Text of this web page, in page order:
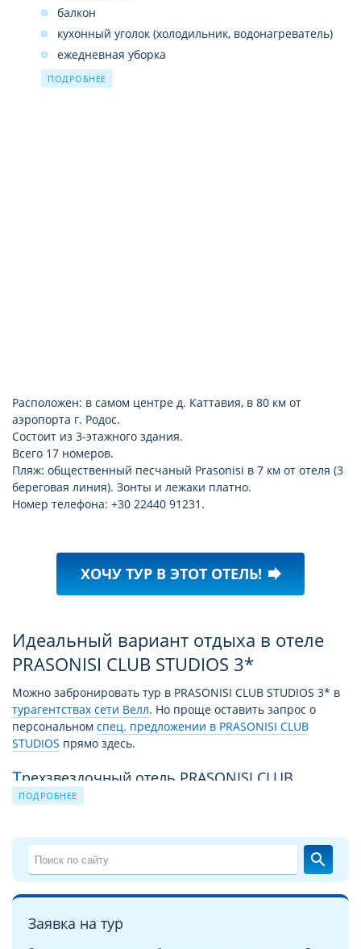
балкон
кухонный уголок (холодильник, водонагреватель)
ежедневная уборка
ванная комната
ПОДРОБНЕЕ
Расположен: в самом центре д. Каттавия, в 80 км от
аэропорта г. Родос.
Состоит из 3-этажного здания.
Всего 17 номеров.
Пляж: общественный песчаный Prasonisi в 7 км от отеля (3
береговая линия). Зонты и лежаки платно.
Номер телефона: +30 22440 91231.
ХОЧУ ТУР В ЭТОТ ОТЕЛЬ! forward
Идеальный вариант отдыха в отеле
PRASONISI CLUB STUDIOS 3*
Можно забронировать тур в PRASONISI CLUB STUDIOS 3* в
турагентствах сети Велл. Но проще оставить запрос о
персональном спец. предложении в PRASONISI CLUB
STUDIOS прямо здесь.
Трехзвездочный отель PRASONISI CLUB
STUDIOS в Греции ждёт Вас!
номеров трехзвездочного отеля PRASONISI CLUB STUDIOS
3*. Объективные и бесстрастные подробные
фотографии
отеля PRASONISI CLUB STUDIOSресторана и лобби
PRASONISI CLUB STUDIOS, бассейнов, пляжа, цветущих
садов, видов
главного здания отеля с разных ракурсов помогут Вам с
ПОДРОБНЕЕ
search
Заявка на тур